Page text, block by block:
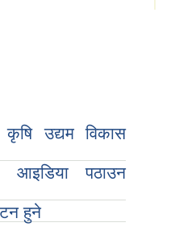
कृषि उद्यम विकास
आइडिया पठाउन
हुने